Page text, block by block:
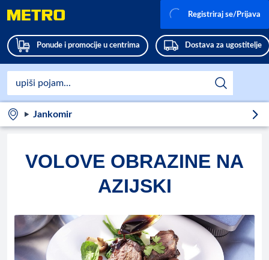
Ponude i promocije u centrima Dostava za ugostitelje
Registriraj se/Prijava
Jankomir
VOLOVE OBRAZINE NA
AZIJSKI